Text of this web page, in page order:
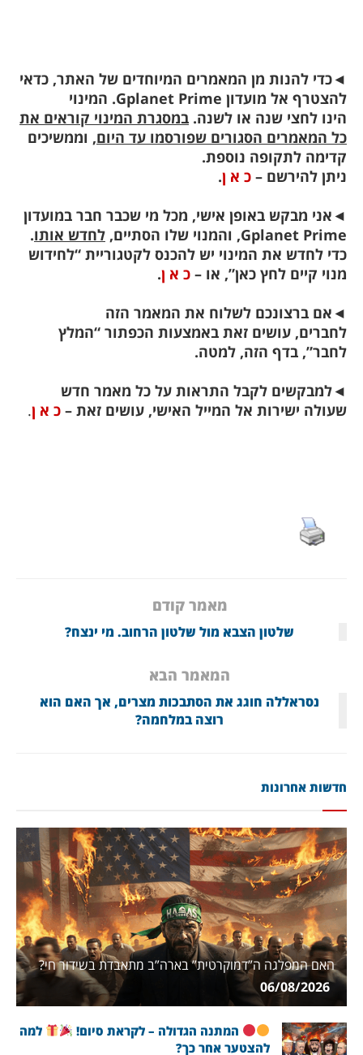
◄כדי להנות מן המאמרים המיוחדים של האתר, כדאי
להצטרף אל מועדון Gplanet Prime. המינוי
הינו לחצי שנה או לשנה.במסגרת המינוי קוראים את
כל המאמרים הסגורים שפורסמו עד היום, וממשיכים
קדימה לתקופה נוספת.
ניתן להירשם – כ א ן.
אני מבקש באופן אישי, מכל מי שכבר חבר במועדון
Gplanet Prime, והמנוי שלו הסתיים,
לחדש אותו.
כדי לחדש את המינוי יש להכנס לקטגוריית “לחידוש
מנוי קיים לחץ כאן”, או – כ א ן.
אם ברצונכם לשלוח את המאמר הזה
לחברים,עושים זאת באמצעות הכפתור “המלץ
לחבר”, בדף הזה, למטה.
למבקשים לקבל התראות על כל מאמר חדש
שעולה ישירות אל המייל האישי, עושים זאת – כ א ן.
מאמר קודם
שלטון הצבא מול שלטון הרחוב. מי ינצח?
המאמר הבא
נסראללה חוגג את הסתבכות מצרים, אך האם הוא
רוצה במלחמה?
חדשות אחרונות
האם המפלגה ה”דמוקרטית” בארה”ב מתאבדת בשידור חי?
06/08/2026
המתנה הגדולה – לקראת סיום!
למה
להצטער אחר כך?